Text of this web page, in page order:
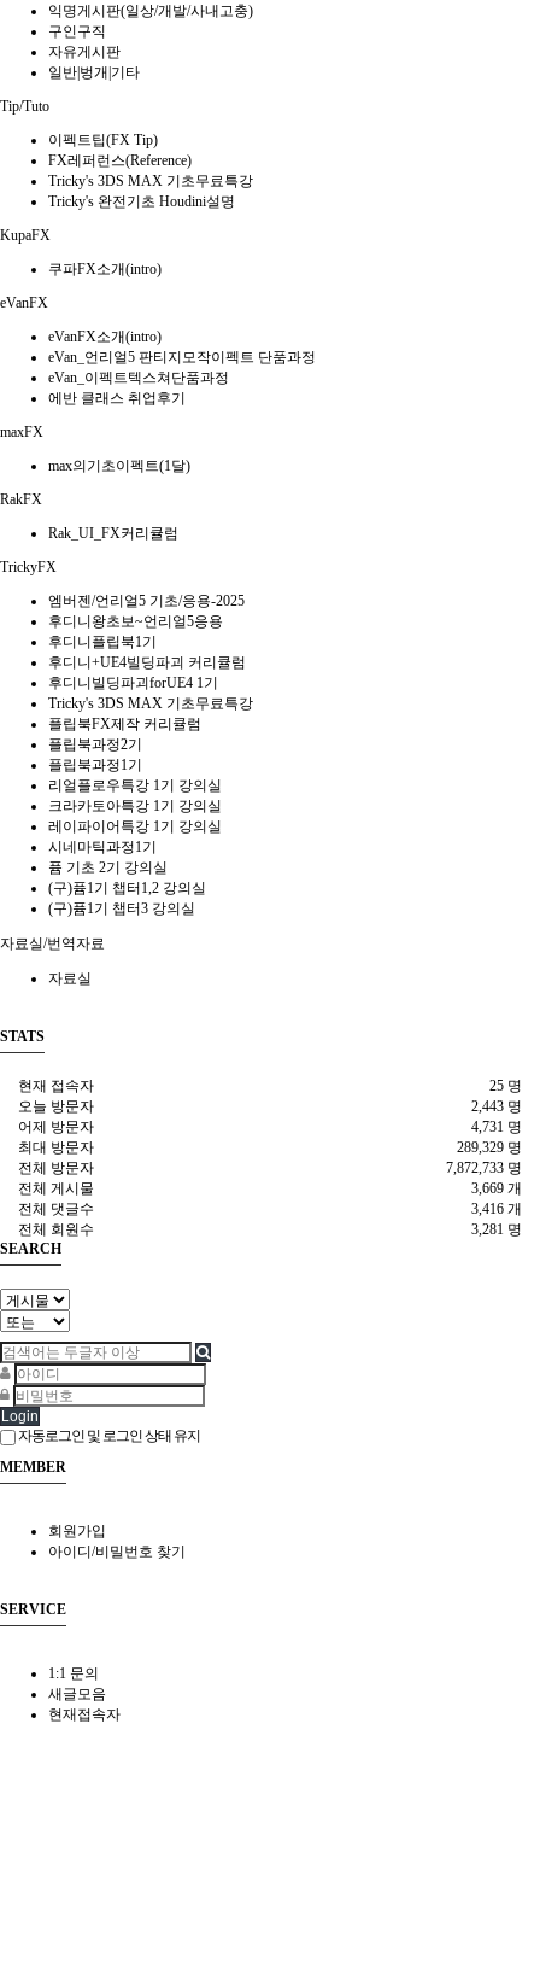
익명게시판(일상/개발/사내고충)
구인구직
자유게시판
일반|벙개|기타
Tip/Tuto
이펙트팁(FX Tip)
FX레퍼런스(Reference)
Tricky's 3DS MAX 기초무료특강
Tricky's 완전기초 Houdini설명
KupaFX
쿠파FX소개(intro)
eVanFX
eVanFX소개(intro)
eVan_언리얼5 판티지모작이펙트 단품과정
eVan_이펙트텍스쳐단품과정
에반 클래스 취업후기
maxFX
max의기초이펙트(1달)
RakFX
Rak_UI_FX커리큘럼
TrickyFX
엠버젠/언리얼5 기초/응용-2025
후디니왕초보~언리얼5응용
후디니플립북1기
후디니+UE4빌딩파괴 커리큘럼
후디니빌딩파괴forUE4 1기
Tricky's 3DS MAX 기초무료특강
플립북FX제작 커리큘럼
플립북과정2기
플립북과정1기
리얼플로우특강 1기 강의실
크라카토아특강 1기 강의실
레이파이어특강 1기 강의실
시네마틱과정1기
퓸 기초 2기 강의실
(구)퓸1기 챕터1,2 강의실
(구)퓸1기 챕터3 강의실
자료실/번역자료
자료실
STATS
25 명
현재 접속자
2,443 명
오늘 방문자
4,731 명
어제 방문자
289,329 명
최대 방문자
7,872,733 명
전체 방문자
3,669 개
전체 게시물
3,416 개
전체 댓글수
3,281 명
전체 회원수
SEARCH
Login
자동로그인 및 로그인 상태 유지
MEMBER
회원가입
아이디/비밀번호 찾기
SERVICE
1:1 문의
새글모음
현재접속자